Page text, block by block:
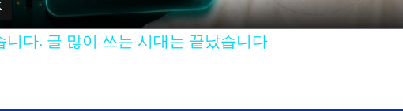
y
다. 글 많이 쓰는 시대는 끝났습니다